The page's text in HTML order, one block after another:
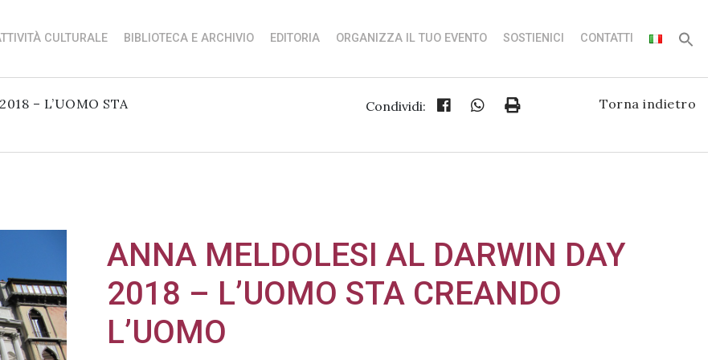
CULTURALE BIBLIOTECA E ARCHIVIO EDITORIA ORGANIZZA IL TUO EVENTO SOSTIENICI CONTATTI
– L’UOMO STA
Condividi: Torna indietro
ANNA MELDOLESI AL DARWIN DAY
2018 – L’UOMO STA CREANDO
L’UOMO